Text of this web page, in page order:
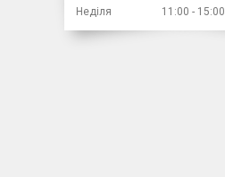
Неділя
11:00 15:00